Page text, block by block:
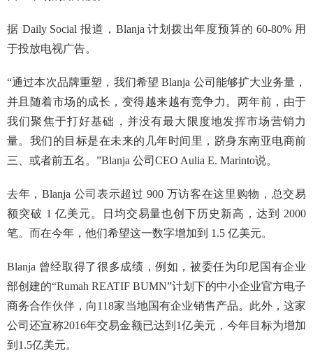
据 Daily Social 报道，Blanja 计划拨出年度预算的 60-80% 用
于投放电视广告。
“通过本次品牌重塑，我们希望 Blanja 公司能够扩大业务量，
并且随着市场的成长，变得越来越有竞争力。两年前，由于
我们聚焦于打好基础，并没有最大限度地发挥市场营销力
量。我们的目标是在未来的几年时间里，跻身东南亚电商前
三、或者前五名。”Blanja 公司CEO Aulia E. Marinto说。
去年，Blanja 公司表示超过 900 万访客在这里购物，总交易
额突破 1 亿美元。日均交易量也创下历史新高，达到 2000
笔。而在今年，他们希望这一数字增加到 1.5 亿美元。
Blanja 曾经取得了很多成绩，例如，被委任为印尼国有企业
部创建的“Rumah REATIF BUMN”计划下的中小企业官方电子
商务合作伙伴，向118家当地国有企业销售产品。此外，这家
公司还宣称2016年交易金额已达到1亿美元，今年目标为增加
到1.5亿美元。